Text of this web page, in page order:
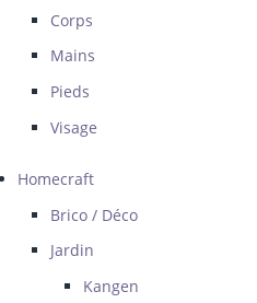
Corps
Mains
Pieds
Visage
Homecraft
Brico / Déco
Jardin
Kangen